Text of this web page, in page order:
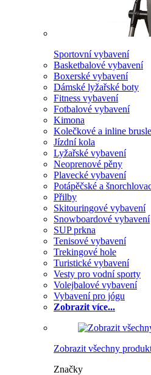
Sportovní vybavení
Basketbalové vybavení
Boxerské vybavení
Dámské lyžařské boty
Fitness vybavení
Fotbalové vybavení
Kimona
Kolečkové a inline brusle
Jízdní kola
Lyžařské vybavení
Neoprenové pěny
Plavecké vybavení
Potápěčské a
Přilby
Skitouringové vybavení
Snowboardové vybavení
SUP prkna
Tenisové vybavení
Trekingové hole
Turistické vybavení
Vesty pro vodní sporty
Volejbalové vybavení
Vybavení pro jógu
Zobrazit více...
Zobrazit všechny
Značky